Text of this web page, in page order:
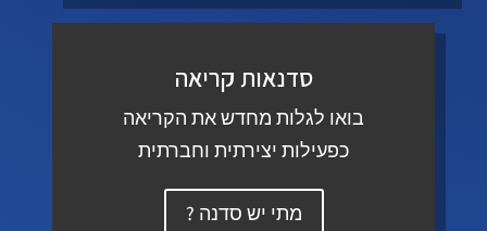
סדנאות קריאה
בואו לגלות מחדש את הקריאה
כפעילות יצירתית וחברתית
מתי יש סדנה ?